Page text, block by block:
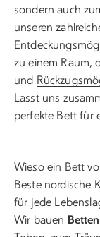
sondern auch
unseren
zu einem Raum,
und
Lasst uns
perfekte Bett für
Wieso ein Bett
Beste nordische
für jede
Wir bauen